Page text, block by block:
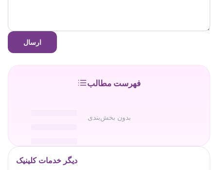
ارسال
فهرست مطالب
بدون بخش‌بندی
دیگر خدمات کلینیک